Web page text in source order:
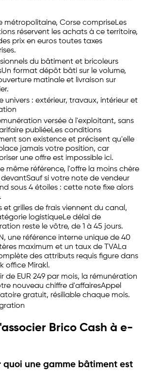
métropolitaine, Corse compriseLes
réservent les achats à ce territoire,
prix en euros toutes taxes
du bâtiment et bricoleurs
Un format dépôt bâti sur le volume,
matinale et livraison sur
univers : extérieur, travaux, intérieur et
versée à l'exploitant, sans
publiéeLes conditions
son existence et précisent qu'elle
jamais votre position, car
une offre est impossible ici.
même référence, l'offre la moins chère
devantSauf si votre note de vendeur
sous 4 étoiles : cette note fixe alors
et grilles de frais viennent du canal,
logistiqueLe délai de
reste le vôtre, de 1 à 45 jours.
une référence interne unique de 40
maximum et un taux de TVALa
des attributs requis figure dans
office Mirakl.
de EUR 249 par mois, la rémunération
nouveau chiffre d'affairesAppel
gratuit, résiliable chaque mois.
Brico Cash à e-
quoi une gamme bâtiment est